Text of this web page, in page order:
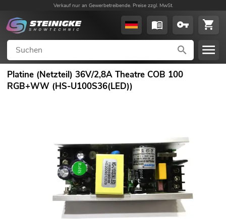
Verkauf nur an Gewerbetreibende. Preise zzgl. MwSt.
Platine (Netzteil) 36V/2,8A Theatre COB 100
RGB+WW (HS-U100S36(LED))